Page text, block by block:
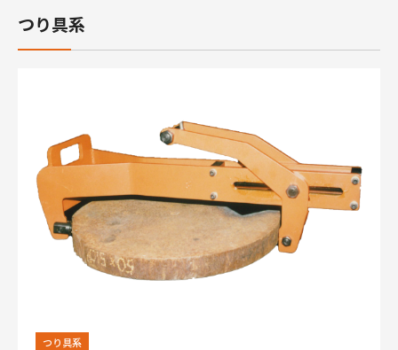
つり具系
つり具系